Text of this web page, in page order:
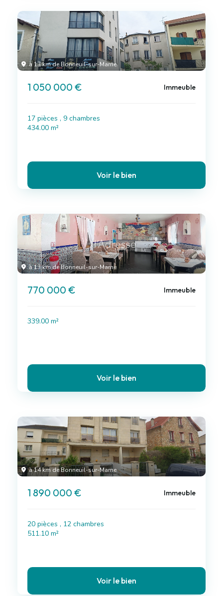
à 13 km de Bonneuil-sur-Marne
1 050 000 € Immeuble
17 pièces , 9 chambres
434.00 m²
Voir le bien
à 13 km de Bonneuil-sur-Marne
770 000 € Immeuble
339.00 m²
Voir le bien
à 14 km de Bonneuil-sur-Marne
1 890 000 € Immeuble
20 pièces , 12 chambres
511.10 m²
Voir le bien